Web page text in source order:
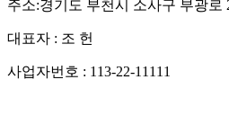
주소:경기도 부천시 소사구 부광로
대표자 : 조 헌
사업자번호 : 113-22-11111